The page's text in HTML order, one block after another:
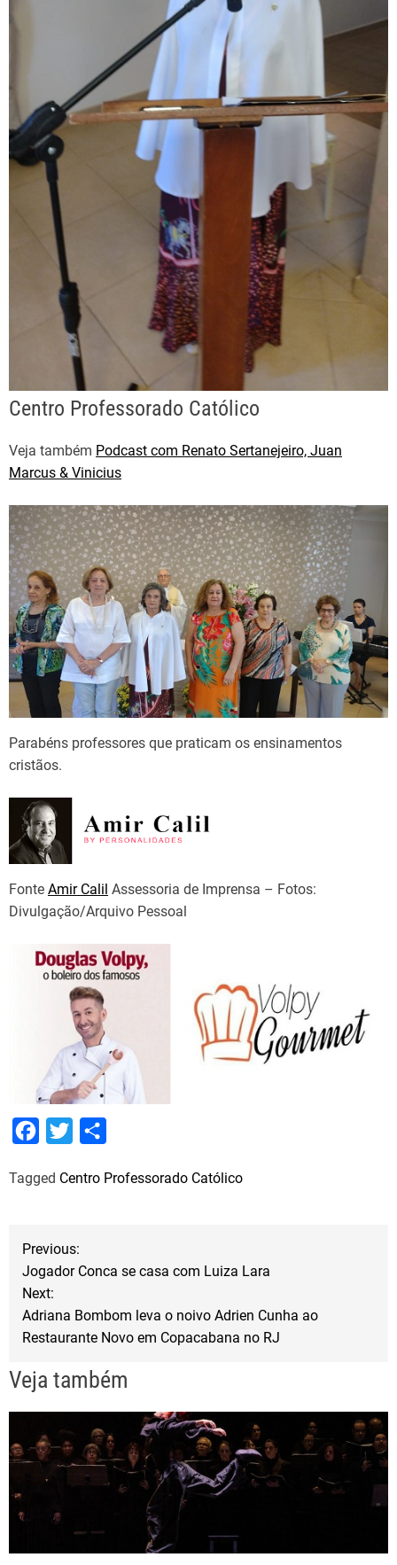
Centro Professorado Católico
Veja também Podcast com Renato Sertanejeiro, Juan
Marcus & Vinicius
Parabéns professores que praticam os ensinamentos
cristãos.
Fonte Amir Calil Assessoria de Imprensa – Fotos:
Divulgação/Arquivo Pessoal
c
o
k
i
e
a
Tagged Centro Professorado Católico
N
e
g
a
ç
Previous:
Jogador Conca se casa com Luiza Lara
Next:
Adriana Bombom leva o noivo Adrien Cunha ao
Restaurante Novo em Copacabana no RJ
Veja também